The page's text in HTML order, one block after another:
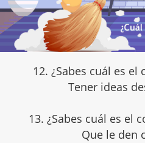
12. ¿Sabes cuál es
Tener ideas
13. ¿Sabes cuál es el
Que le den